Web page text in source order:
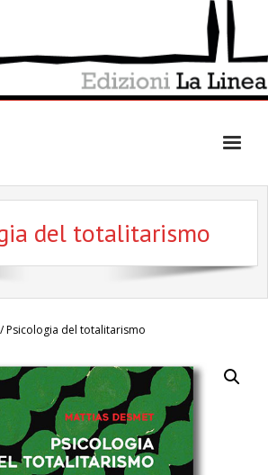
del totalitarismo
/ Psicologia del totalitarismo